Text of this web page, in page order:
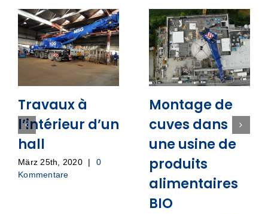
Travaux à
l’intérieur d’un
hall
März 25th, 2020 |
0
Kommentare
Montage de
cuves dans
une usine de
produits
alimentaires
BIO